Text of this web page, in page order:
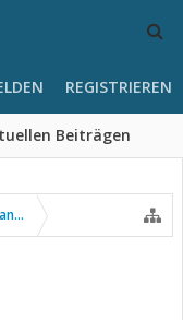
Beiträgen
REGISTRIEREN